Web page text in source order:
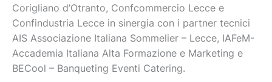
Corigliano d’Otranto, Confcommercio Lecce e
Confindustria Lecce in sinergia con i partner tecnici
AIS Associazione Italiana Sommelier – Lecce, IAFeM-
Accademia Italiana Alta Formazione e Marketing e
BECool – Banqueting Eventi Catering.